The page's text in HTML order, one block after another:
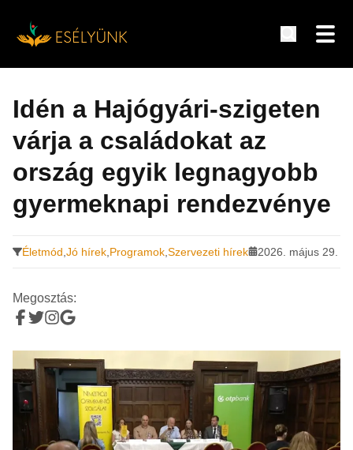
tartalomra
Idén a Hajógyári-szigeten
várja a családokat az
ország egyik legnagyobb
gyermeknapi rendezvénye
Életmód Jó hírek Programok Szervezeti hírek 2026. május 29.
Megosztás: